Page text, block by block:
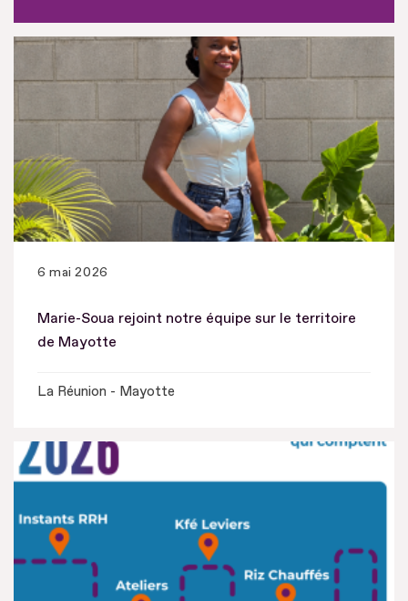
6 mai 2026
Marie-Soua rejoint notre équipe sur le territoire
de Mayotte
La Réunion - Mayotte